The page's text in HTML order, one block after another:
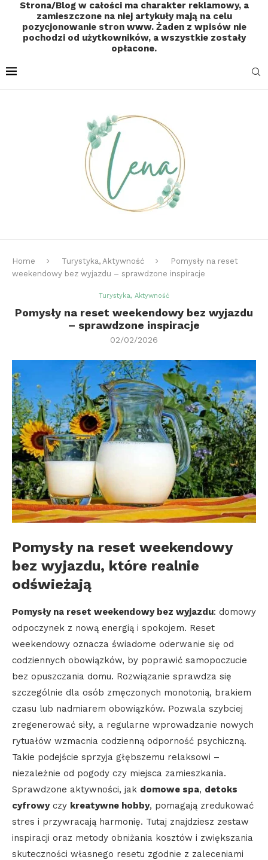
Strona/Blog w całości ma charakter reklamowy, a
zamieszczone na niej artykuły mają na celu
pozycjonowanie stron www. Żaden z wpisów nie
pochodzi od użytkowników, a wszystkie zostały
opłacone.
Home Turystyka, Aktywność
Pomysły na reset
weekendowy bez wyjazdu – sprawdzone inspiracje
Turystyka, Aktywność
Pomysły na reset weekendowy bez wyjazdu
– sprawdzone inspiracje
02/02/2026
Pomysły na reset weekendowy
bez wyjazdu, które realnie
odświeżają
Pomysły na reset weekendowy bez wyjazdu: domowy
odpoczynek z nową energią i spokojem. Reset
weekendowy oznacza świadome oderwanie się od
codziennych obowiązków, by poprawić samopoczucie
bez opuszczania domu. Rozwiązanie sprawdza się
szczególnie dla osób zmęczonych monotonią, brakiem
czasu lub nadmiarem obowiązków. Pozwala szybciej
zregenerować siły, a regularne wprowadzanie nowych
rytuałów wzmacnia codzienną odporność psychiczną.
Takie podejście sprzyja głębszemu relaksowi –
niezależnie od pogody czy miejsca zamieszkania.
Sprawdzone aktywności, jak domowe spa, detoks
cyfrowyczy kreatywne hobby, pomagają zredukować
stres i przywracają harmonię. Tutaj znajdziesz zestaw
inspiracji oraz metody obniżania kosztów i zwiększania
skuteczności własnego resetu zgodnie z zaleceniami